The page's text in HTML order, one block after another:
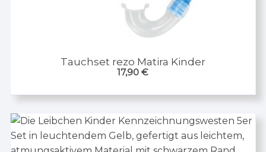
Tauchset rezo Matira Kinder
17,90€